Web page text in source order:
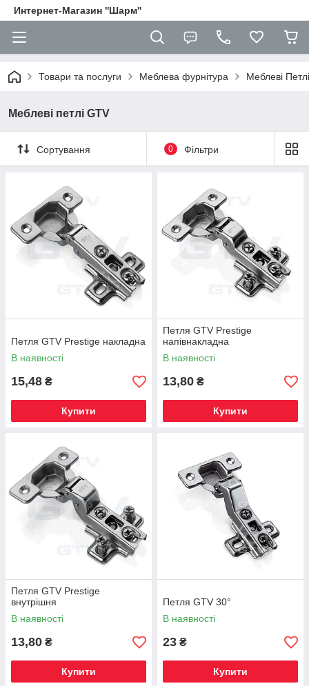
Интернет-Магазин ''Шарм''
Товари та послуги Меблева фурнітура Меблеві Петлі
Меблеві петлі GTV
Сортування 0 Фільтри
Петля GTV Prestige накладна
В наявності
15,48 ₴
Купити
Петля GTV Prestige
напівнакладна
В наявності
13,80 ₴
Купити
Петля GTV Prestige
внутрішня
В наявності
13,80 ₴
Купити
Петля GTV 30°
В наявності
23 ₴
Купити